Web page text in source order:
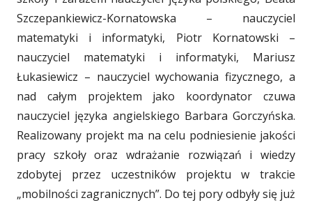
Szczepankiewicz-Kornatowska – nauczyciel
matematyki i informatyki, Piotr Kornatowski –
nauczyciel matematyki i informatyki, Mariusz
Łukasiewicz – nauczyciel wychowania fizycznego, a
nad całym projektem jako koordynator czuwa
nauczyciel języka angielskiego Barbara Gorczyńska.
Realizowany projekt ma na celu podniesienie jakości
pracy szkoły oraz wdrażanie rozwiązań i wiedzy
zdobytej przez uczestników projektu w trakcie
„mobilności zagranicznych”. Do tej pory odbyły się już